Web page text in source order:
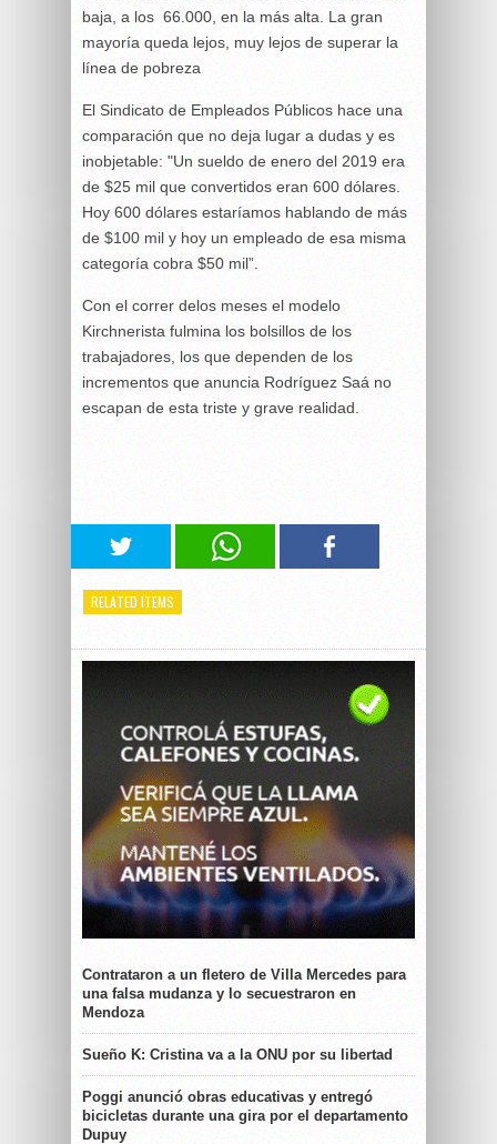
baja, a los 66.000, en la más alta. La gran
mayoría queda lejos, muy lejos de superar la
línea de pobreza
El Sindicato de Empleados Públicos hace una
comparación que no deja lugar a dudas y es
inobjetable: "Un sueldo de enero del 2019 era
de $25 mil que convertidos eran 600 dólares.
Hoy 600 dólares estaríamos hablando de más
de $100 mil y hoy un empleado de esa misma
categoría cobra $50 mil”.
Con el correr delos meses el modelo
Kirchnerista fulmina los bolsillos de los
trabajadores, los que dependen de los
incrementos que anuncia Rodríguez Saá no
escapan de esta triste y grave realidad.
RELATED ITEMS
Contrataron a un fletero de Villa Mercedes para
una falsa mudanza y lo secuestraron en
Mendoza
Sueño K: Cristina va a la ONU por su libertad
Poggi anunció obras educativas y entregó
bicicletas durante una gira por el departamento
Dupuy